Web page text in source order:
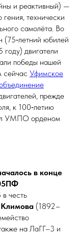
и реактивный) —
технически
самолёта. Во
(75‑летний юбилей
году) двигатели
победы нашей
сейчас Уфимское
прежде
к 100‑летию
УМПО орденом
в конце
честь
(1892–
на ЛаГГ–3 и